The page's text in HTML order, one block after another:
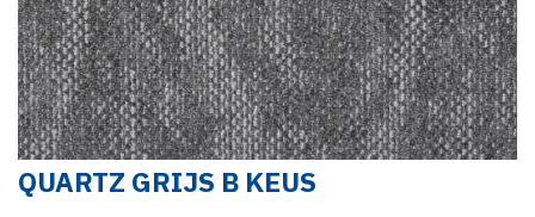
QUARTZ GRIJS B KEUS